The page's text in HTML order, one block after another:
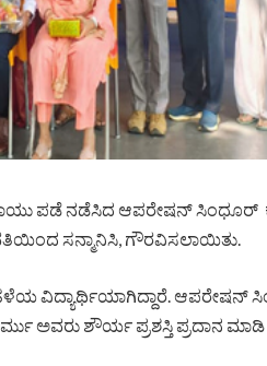
ವಾಯು ಪಡೆ ನಡೆಸಿದ ಆಪರೇಷನ್
ವತಿಯಿಂದ ಸನ್ಮಾನಿಸಿ, ಗೌರವಿಸಲಾಯಿತು.
ವಿದ್ಯಾರ್ಥಿಯಾಗಿದ್ದಾರೆ. ಆಪರೇಷನ್
ಅವರು ಶೌರ್ಯ ಪ್ರಶಸ್ತಿ ಪ್ರದಾನ